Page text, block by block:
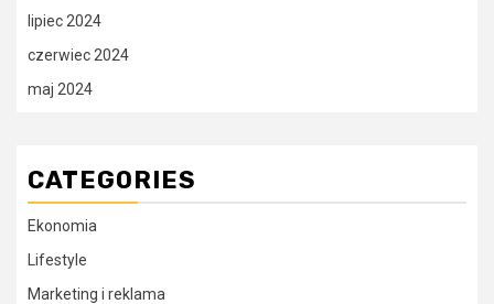
lipiec 2024
czerwiec 2024
maj 2024
CATEGORIES
Ekonomia
Lifestyle
Marketing i reklama